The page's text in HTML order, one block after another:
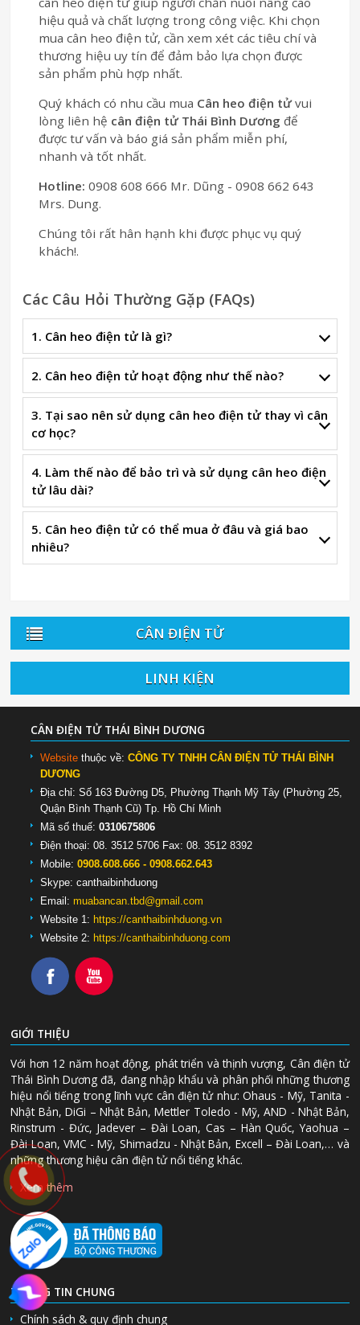
hiệu quả và chất lượng trong công việc. Khi chọn
mua cân heo điện tử, cần xem xét các tiêu chí và
thương hiệu uy tín để đảm bảo lựa chọn được
sản phẩm phù hợp nhất.
Quý khách có nhu cầu mua Cân heo điện tửvui
lòng liên hệ cân điện tử Thái Bình Dương để
được tư vấn và báo giá sản phẩm miễn phí,
nhanh và tốt nhất.
Hotline: 0908 608 666 Mr. Dũng - 0908 662 643
Mrs. Dung.
Chúng tôi rất hân hạnh khi được phục vụ quý
khách!.
Các Câu Hỏi Thường Gặp (FAQs)
1. Cân heo điện tử là gì?
2. Cân heo điện tử hoạt động như thế nào?
3. Tại sao nên sử dụng cân heo điện tử thay vì cân
cơ học?
4. Làm thế nào để bảo trì và sử dụng cân heo điện
tử lâu dài?
5. Cân heo điện tử có thể mua ở đâu và giá bao
nhiêu?
CÂN ĐIỆN TỬ
LINH KIỆN
CÂN ĐIỆN TỬ THÁI BÌNH DƯƠNG
Website thuộc về:CÔNG TY TNHH CÂN ĐIỆN TỬ THÁI BÌNH
DƯƠNG
Địa chỉ: Số 163 Đường D5, Phường Thạnh Mỹ Tây (Phường 25,
Quận Bình Thạnh Cũ) Tp. Hồ Chí Minh
Mã số thuế:0310675806
Điện thoại: 08. 3512 5706 Fax: 08. 3512 8392
Mobile: 0908.608.666 - 0908.662.643
Skype:canthaibinhduong
Email:muabancan.tbd@gmail.com
Website 1: https://canthaibinhduong.vn
Website 2: https://canthaibinhduong.com
GIỚI THIỆU
Với hơn 12 năm hoạt động, phát triển và thịnh vượng, Cân điện tử
Thái Bình Dương đã, đang nhập khẩu và phân phối những thương
hiệu nổi tiếng trong lĩnh vực cân điện tử như: Ohaus - Mỹ, Tanita -
Nhật Bản, DiGi – Nhật Bản, Mettler Toledo - Mỹ, AND - Nhật Bản,
Rinstrum - Đức, Jadever – Đài Loan, Cas – Hàn Quốc, Yaohua –
Đài Loan, VMC - Mỹ, Shimadzu - Nhật Bản, Excell – Đài Loan,… và
những thương hiệu cân điện tử nổi tiếng khác.
Xem thêm
THÔNG TIN CHUNG
Chính sách & quy định chung